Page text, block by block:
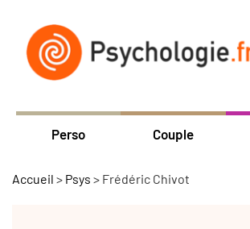
Perso Couple
Accueil > Psys > Frédéric Chivot